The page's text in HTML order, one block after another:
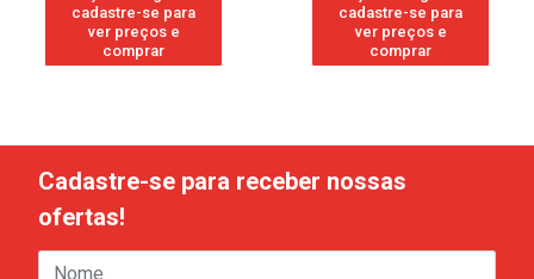
cadastre-se para
ver preços e
comprar
cadastre-se para
ver preços e
comprar
Cadastre-se para receber nossas
ofertas!